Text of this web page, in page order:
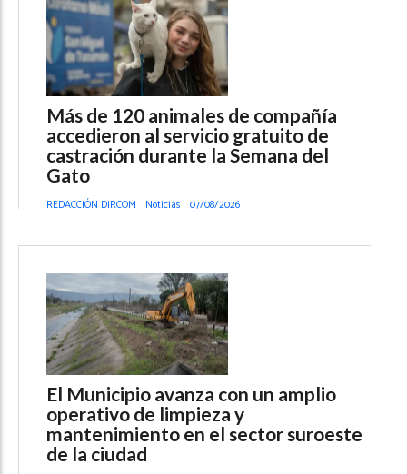
Más de 120 animales de compañía
accedieron al servicio gratuito de
castración durante la Semana del
Gato
REDACCIÓN DIRCOM Noticias 07/08/2026
El Municipio avanza con un amplio
operativo de limpieza y
mantenimiento en el sector suroeste
de la ciudad